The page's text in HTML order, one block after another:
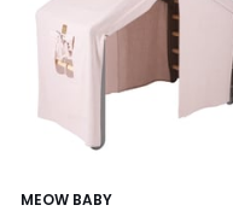
MEOW BABY
8